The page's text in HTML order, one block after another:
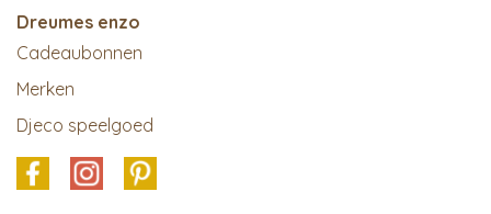
Dreumes enzo
Cadeaubonnen
Merken
Djeco speelgoed